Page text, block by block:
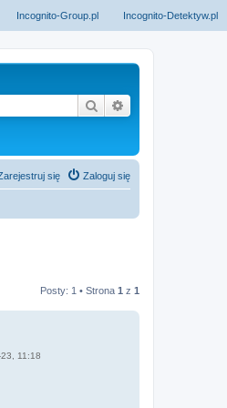
Incognito-Detektyw.pl
Incognito-Group.pl
Szukaj
Zaloguj się
się
Posty: 1 • Strona 1 z 1
11:18